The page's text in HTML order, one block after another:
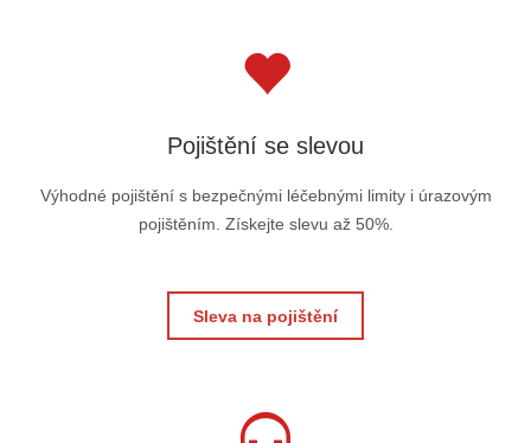
Pojištění se slevou
Výhodné pojištění s bezpečnými léčebnými limity i úrazovým
pojištěním. Získejte slevu až 50%.
Sleva na pojištění